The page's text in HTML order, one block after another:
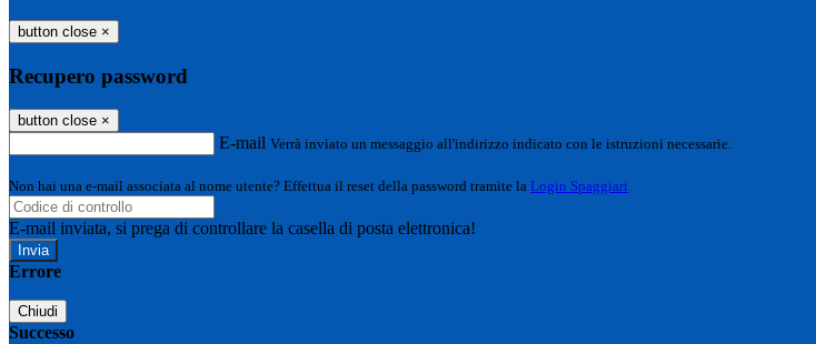
button close ×
Recupero password
button close ×
E-mail Verrà inviato un messaggio all'indirizzo indicato con le istruzioni necessarie.
Non hai una e-mail associata al nome utente? Effettua il reset della password tramite la Login Spaggiari
E-mail inviata, si prega di controllare la casella di posta elettronica!
Errore
Chiudi
Successo